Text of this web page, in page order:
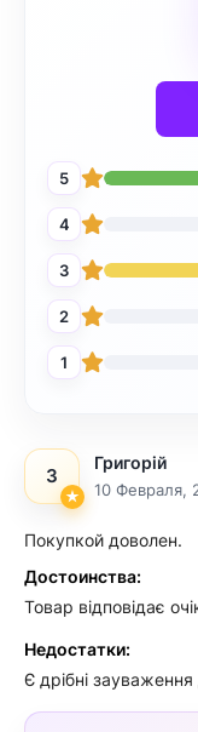
5
4
3
2
1
3
Григорій
10 Февраля,
Покупкой доволен.
Достоинства:
Товар відповідає
Недостатки:
Є дрібні зауваження